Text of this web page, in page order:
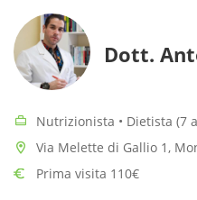
Dott.
Nutrizionista • Dietista (7
Via Melette di Gallio 1,
Prima visita 110€